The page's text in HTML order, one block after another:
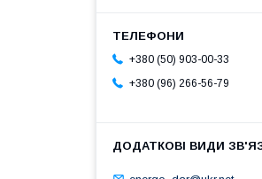
+380 (50) 903-00-33
+380 (96) 266-56-79